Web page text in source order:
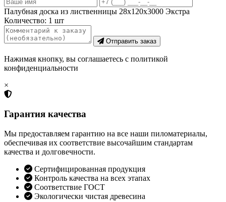
Палубная доска из лиственницы 28х120х3000 Экстра
Количество: 1 шт
Отправить заказ
Нажимая кнопку, вы соглашаетесь с политикой
конфиденциальности
×
Гарантия качества
Мы предоставляем гарантию на все наши пиломатериалы,
обеспечивая их соответствие высочайшим стандартам
качества и долговечности.
Сертифицированная продукция
Контроль качества на всех этапах
Соответствие ГОСТ
Экологически чистая древесина